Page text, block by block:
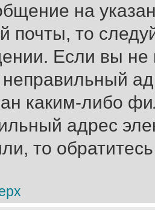
на
почты, то
Если вы
каким-либо
адрес
то